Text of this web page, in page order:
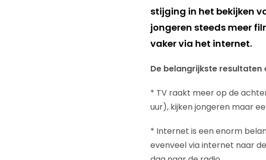
stijging in het bekijken
jongeren steeds meer
vaker via het internet.
De belangrijkste resultaten
* TV raakt meer op de
uur), kijken jongeren maar
* Internet is een enorm
evenveel via internet naar